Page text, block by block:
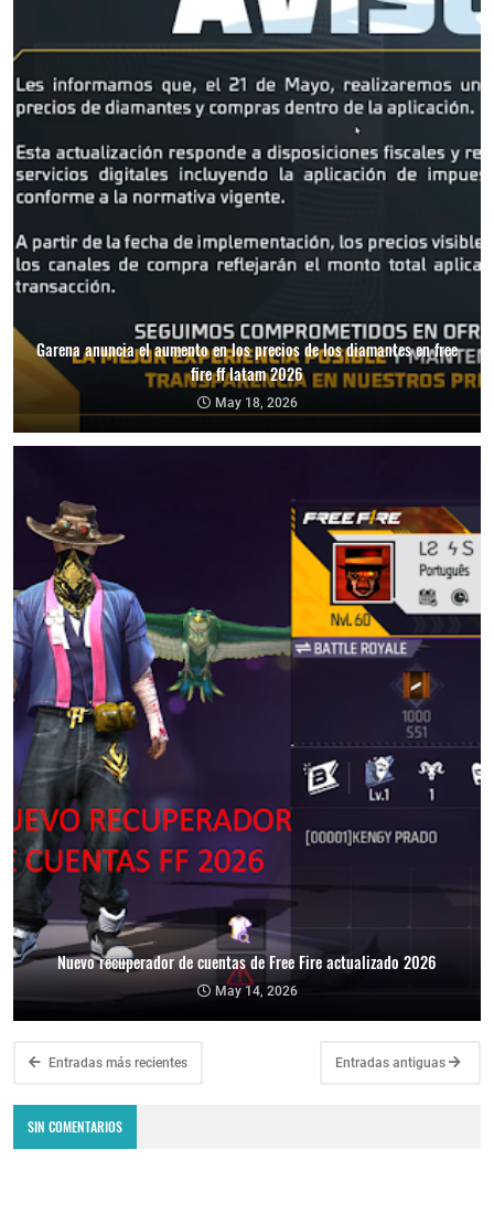
Garena anuncia el aumento en los precios de los diamantes en free
fire ff latam 2026
May 18, 2026
Nuevo recuperador de cuentas de Free Fire actualizado 2026
May 14, 2026
Entradas más recientes Entradas antiguas
SIN COMENTARIOS